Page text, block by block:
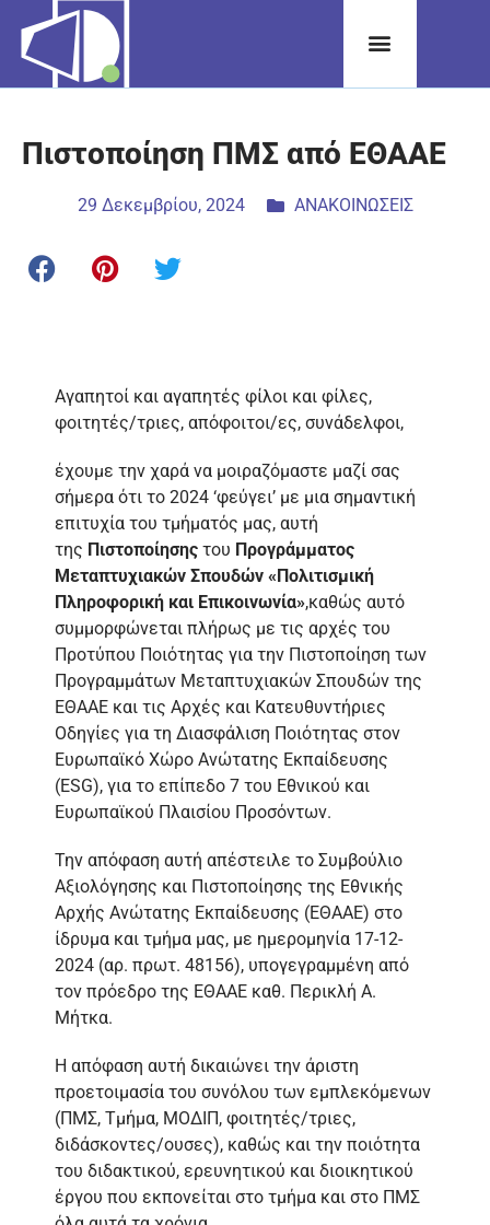
Πιστοποίηση ΠΜΣ από ΕΘΑΑΕ
29 Δεκεμβρίου, 2024 ΑΝΑΚΟΙΝΩΣΕΙΣ
Αγαπητοί και αγαπητές φίλοι και φίλες,
φοιτητές/τριες, απόφοιτοι/ες, συνάδελφοι,
έχουμε την χαρά να μοιραζόμαστε μαζί σας
σήμερα ότι το 2024 ‘φεύγει’ με μια σημαντική
επιτυχία του τμήματός μας, αυτή
της Πιστοποίησης του Προγράμματος
Μεταπτυχιακών Σπουδών «Πολιτισμική
Πληροφορική και Επικοινωνία»,καθώς αυτό
συμμορφώνεται πλήρως με τις αρχές του
Προτύπου Ποιότητας για την Πιστοποίηση των
Προγραμμάτων Μεταπτυχιακών Σπουδών της
ΕΘΑΑΕ και τις Αρχές και Κατευθυντήριες
Οδηγίες για τη Διασφάλιση Ποιότητας στον
Ευρωπαϊκό Χώρο Ανώτατης Εκπαίδευσης
(ESG), για το επίπεδο 7 του Εθνικού και
Ευρωπαϊκού Πλαισίου Προσόντων.
Την απόφαση αυτή απέστειλε το Συμβούλιο
Αξιολόγησης και Πιστοποίησης της Εθνικής
Αρχής Ανώτατης Εκπαίδευσης (ΕΘΑΑΕ) στο
ίδρυμα και τμήμα μας, με ημερομηνία 17-12-
2024 (αρ. πρωτ. 48156), υπογεγραμμένη από
τον πρόεδρο της ΕΘΑΑΕ καθ. Περικλή Α.
Μήτκα.
Η απόφαση αυτή δικαιώνει την άριστη
προετοιμασία του συνόλου των εμπλεκόμενων
(ΠΜΣ, Τμήμα, ΜΟΔΙΠ, φοιτητές/τριες,
διδάσκοντες/ουσες), καθώς και την ποιότητα
του διδακτικού, ερευνητικού και διοικητικού
έργου που εκπονείται στο τμήμα και στο ΠΜΣ